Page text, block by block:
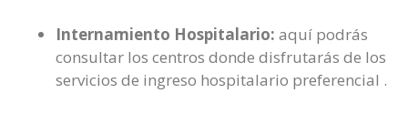
Internamiento Hospitalario: aquí podrás
consultar los centros donde disfrutarás de los
servicios de ingreso hospitalario preferencial .